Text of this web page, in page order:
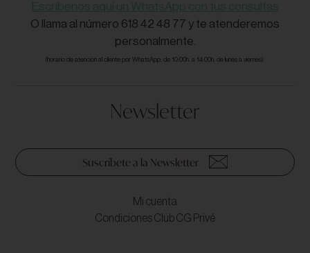
Escríbenos aquí un WhatsApp con tus consultas
O llama al número 618 42 48 77 y te atenderemos
personalmente.
(horario de atención al cliente por WhatsApp: de 10:00h. a 14:00h. de lunes a viernes).
Newsletter
Suscríbete a la Newsletter
Mi cuenta
Condiciones Club CG Privé